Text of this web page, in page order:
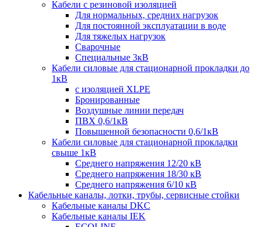
Кабели с резиновой изоляцией
Для нормальных, средних нагрузок
Для постоянной эксплуатации в воде
Для тяжелых нагрузок
Сварочные
Специальные 3кВ
Кабели силовые для стационарной прокладки до
1кВ
c изоляцией XLPE
Бронированные
Воздушные линии передач
ПВХ 0,6/1кВ
Повышенной безопасности 0,6/1кВ
Кабели силовые для стационарной прокладки
свыше 1кВ
Среднего напряжения 12/20 кВ
Среднего напряжения 18/30 кВ
Среднего напряжения 6/10 кВ
Кабельные каналы, лотки, трубы, сервисные стойки
Кабельные каналы DKC
Кабельные каналы IEK